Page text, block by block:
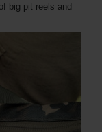
big pit reels and